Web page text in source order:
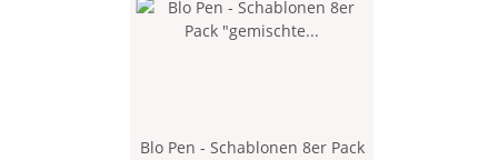
Blo Pen - Schablonen 8er Pack